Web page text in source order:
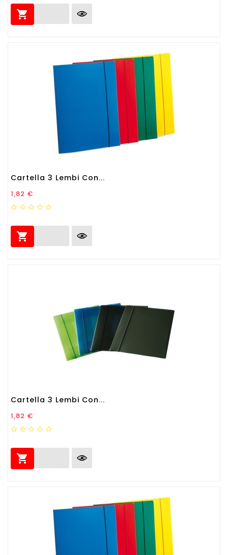

Cartella 3 Lembi Con...
Prezzo
1,82 €

Cartella 3 Lembi Con...
Prezzo
1,82 €
